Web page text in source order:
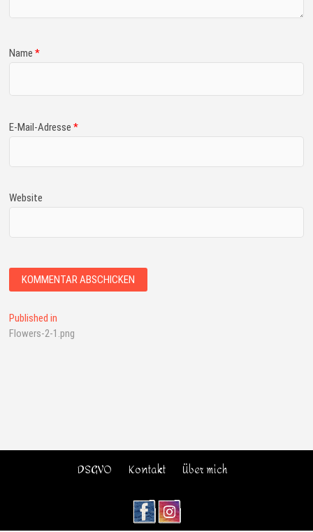
Name*
E-Mail-Adresse*
Website
Published in
Flowers-2-1.png
DSGVO Kontakt Über mich